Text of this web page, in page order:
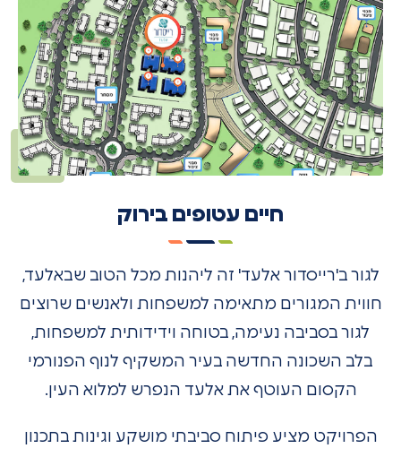
חיים עטופים בירוק
לגור ב'רייסדור אלעד' זה ליהנות מכל הטוב שבאלעד,
חווית המגורים מתאימה למשפחות ולאנשים שרוצים
לגור בסביבה נעימה, בטוחה וידידותית למשפחות,
בלב השכונה החדשה בעיר המשקיף לנוף הפנורמי
הקסום העוטף את אלעד הנפרש למלוא העין.
הפרויקט מציע פיתוח סביבתי מושקע וגינות בתכנון